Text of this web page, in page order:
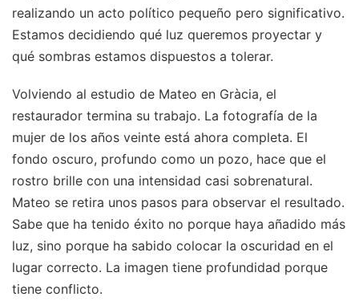
realizando un acto político pequeño pero significativo.
Estamos decidiendo qué luz queremos proyectar y
qué sombras estamos dispuestos a tolerar.
Volviendo al estudio de Mateo en Gràcia, el
restaurador termina su trabajo. La fotografía de la
mujer de los años veinte está ahora completa. El
fondo oscuro, profundo como un pozo, hace que el
rostro brille con una intensidad casi sobrenatural.
Mateo se retira unos pasos para observar el resultado.
Sabe que ha tenido éxito no porque haya añadido más
luz, sino porque ha sabido colocar la oscuridad en el
lugar correcto. La imagen tiene profundidad porque
tiene conflicto.